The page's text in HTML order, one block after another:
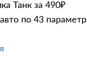
Танк за 490₽
по 43